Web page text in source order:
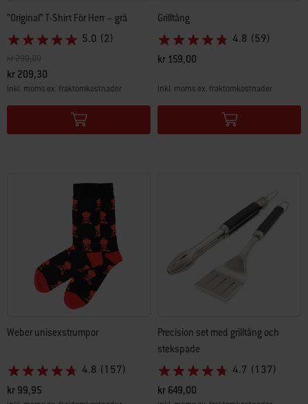
”Original” T-Shirt För Herr – grå
5.0 (2)
Pris reducerat från
kr 299,00till
kr 209,30
inkl. moms ex. fraktomkostnader
Color Options
Grilltång
4.8 (59)
kr 159,00
inkl. moms ex. fraktomkostnader
Color Options
Weber unisexstrumpor
4.8 (157)
kr 99,95
Precision set med grilltång och
stekspade
4.7 (137)
kr 649,00